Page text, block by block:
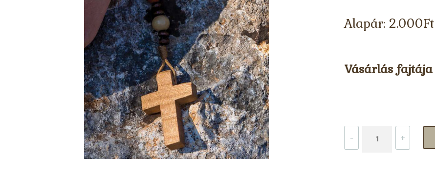
Alapár: 2.000Ft
Vásárlás fajtája
- Josip +